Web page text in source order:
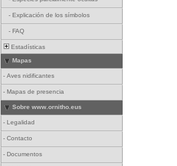
- Explicación de los símbolos
- FAQ
Estadísticas
Mapas
- Aves nidificantes
- Mapas de presencia
Sobre www.ornitho.eus
- Legalidad
- Contacto
- Documentos